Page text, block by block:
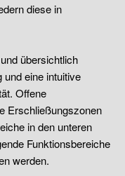
diese in
übersichtlich
eine intuitive
Offene
Erschließungszonen
in den unteren
Funktionsbereiche
werden.